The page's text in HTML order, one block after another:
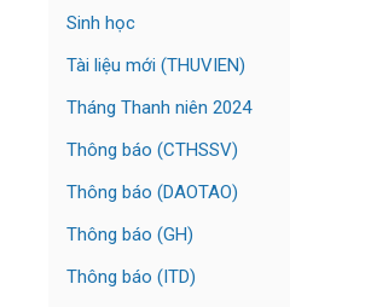
Sinh học
Tài liệu mới (THUVIEN)
Tháng Thanh niên 2024
Thông báo (CTHSSV)
Thông báo (DAOTAO)
Thông báo (GH)
Thông báo (ITD)